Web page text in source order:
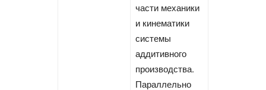
части механики
и кинематики
системы
аддитивного
производства.
Параллельно